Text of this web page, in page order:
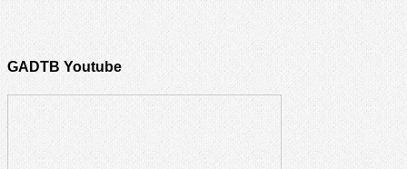
GADTB Youtube